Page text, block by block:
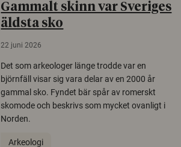
Gammalt skinn var Sveriges
äldsta sko
22 juni 2026
Det som arkeologer länge trodde var en
björnfäll visar sig vara delar av en 2000 år
gammal sko. Fyndet bär spår av romerskt
skomode och beskrivs som mycket ovanligt i
Norden.
Arkeologi